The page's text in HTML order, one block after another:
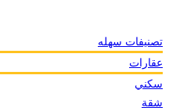
تصنيفات سهله
عقارات
سكني
شقة